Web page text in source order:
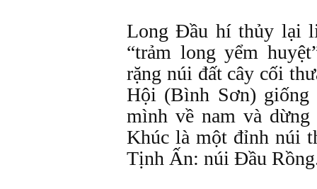
Long Đầu hí thủy lại
“trảm long yểm
rặng núi đất cây cối
Hội (Bình Sơn) giống
mình về nam và
Khúc là một đỉnh núi
Tịnh Ấn: núi Đầu